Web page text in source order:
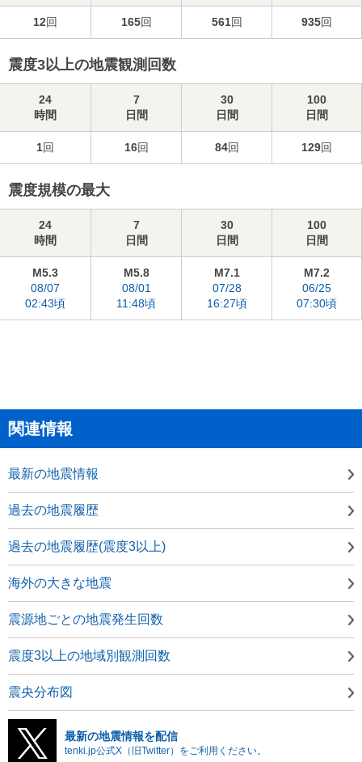
12回 165回 561回 935回
震度3以上の地震観測回数
24
時間
7
日間
30
日間
100
日間
1回 16回 84回 129回
震度規模の最大
24
時間
7
日間
30
日間
100
日間
M5.3
08/07
02:43頃
M5.8
08/01
11:48頃
M7.1
07/28
16:27頃
M7.2
06/25
07:30頃
関連情報
最新の地震情報
過去の地震履歴
過去の地震履歴(震度3以上)
海外の大きな地震
震源地ごとの地震発生回数
震度3以上の地域別観測回数
震央分布図
最新の地震情報を配信
tenki.jp公式X（旧Twitter）をご利用ください。